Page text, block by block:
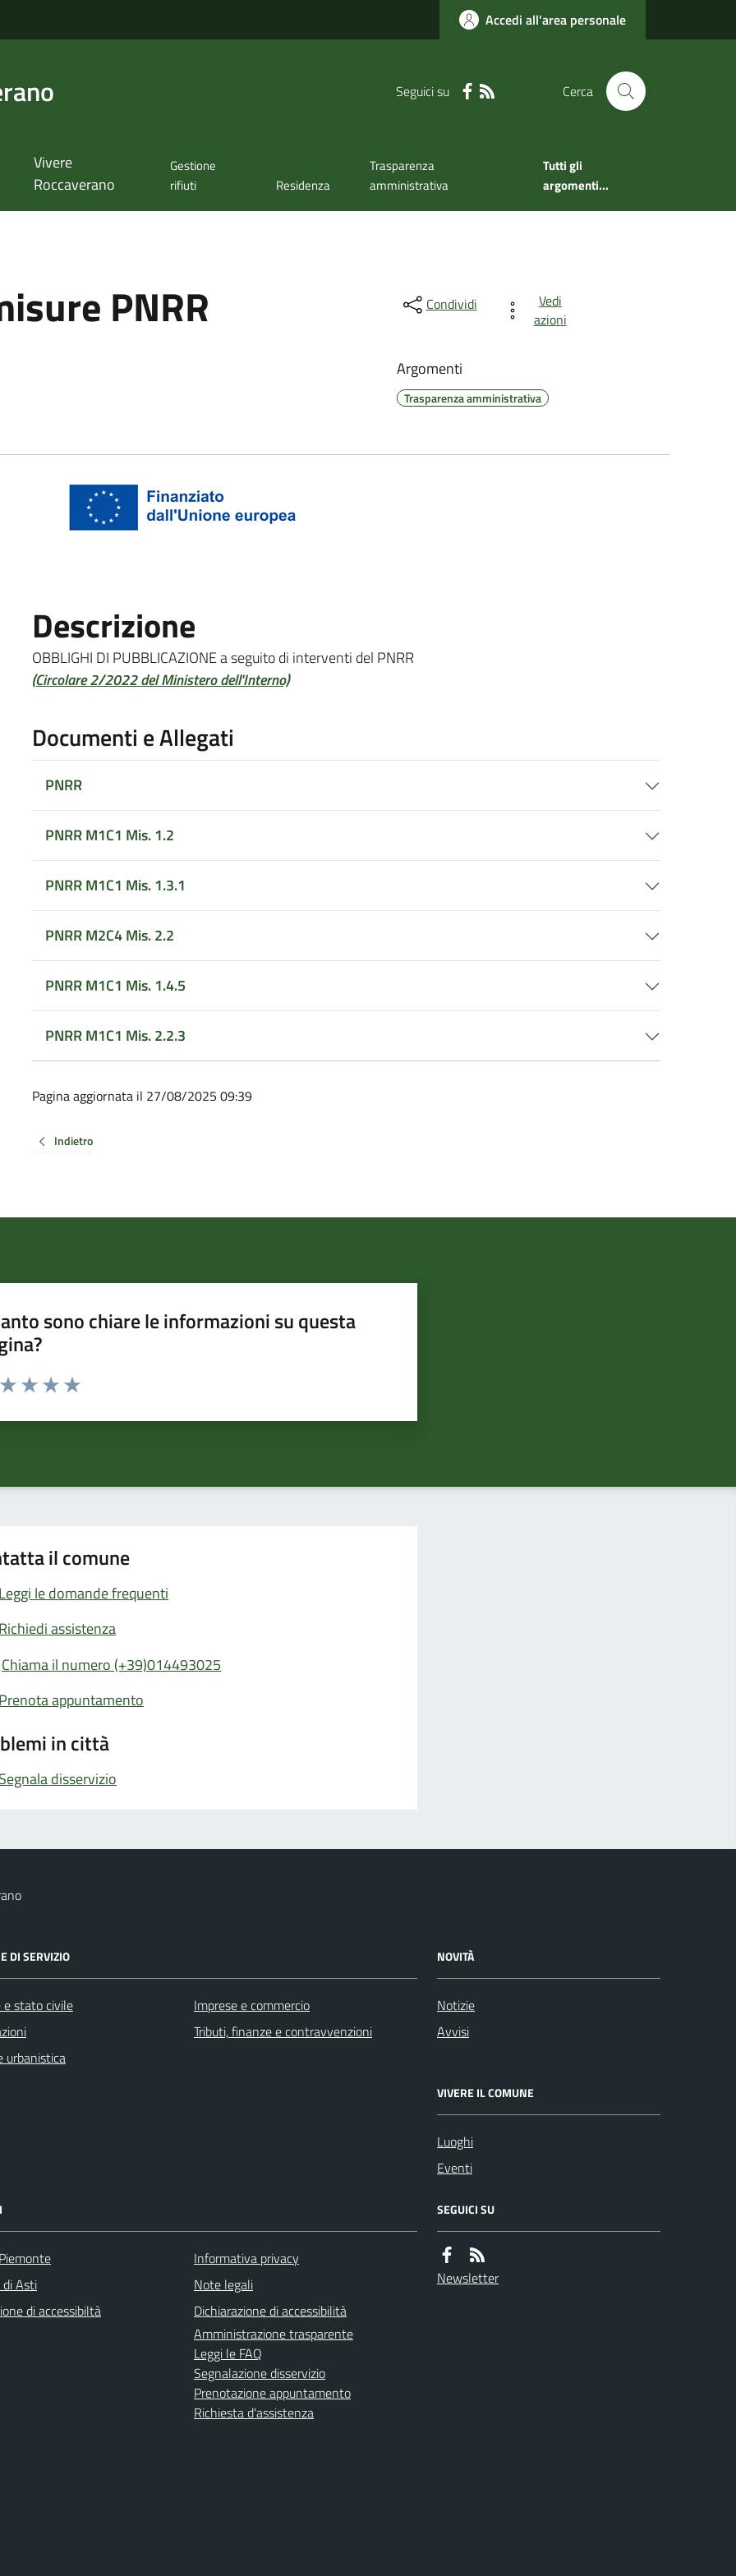
Accedi all'area personale
Seguici su Cerca
Vivere
Roccaverano
Gestione
rifiuti
Residenza
Trasparenza
amministrativa
Tutti gli
argomenti...
PNRR Condividi
Vedi
azioni
Argomenti
Trasparenza amministrativa
Descrizione
OBBLIGHI DI PUBBLICAZIONE a seguito di interventi del PNRR
(Circolare 2/2022 del Ministero dell'Interno)
Documenti e Allegati
PNRR
PNRR M1C1 Mis. 1.2
PNRR M1C1 Mis. 1.3.1
PNRR M2C4 Mis. 2.2
PNRR M1C1 Mis. 1.4.5
PNRR M1C1 Mis. 2.2.3
Pagina aggiornata il 27/08/2025 09:39
Indietro
sono chiare le informazioni su questa
da 1 a 5 stelle la pagina
il comune
Leggi le domande frequenti
Richiedi assistenza
Chiama il numero (+39)014493025
Prenota appuntamento
in città
Segnala disservizio
DI SERVIZIO
e stato civile
urbanistica
Imprese e commercio
Tributi, finanze e contravvenzioni
NOVITÀ
Notizie
Avvisi
VIVERE IL COMUNE
Luoghi
Eventi
di Asti
di accessibiltà
Informativa privacy
Note legali
Dichiarazione di accessibilità
Amministrazione trasparente
Leggi le FAQ
Segnalazione disservizio
Prenotazione appuntamento
Richiesta d'assistenza
SEGUICI SU
Newsletter